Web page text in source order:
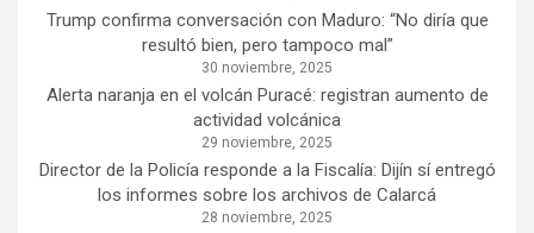
Trump confirma conversación con Maduro: “No diría que
resultó bien, pero tampoco mal”
30 noviembre, 2025
Alerta naranja en el volcán Puracé: registran aumento de
actividad volcánica
29 noviembre, 2025
Director de la Policía responde a la Fiscalía: Dijín sí entregó
los informes sobre los archivos de Calarcá
28 noviembre, 2025